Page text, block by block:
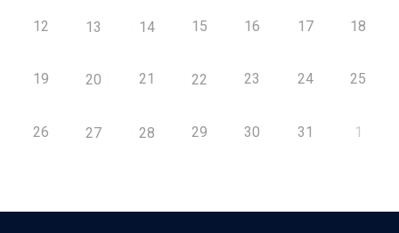
12 13 14 15 16 17 18
19 20 21 22 23 24 25
26 27 28 29 30 31 1